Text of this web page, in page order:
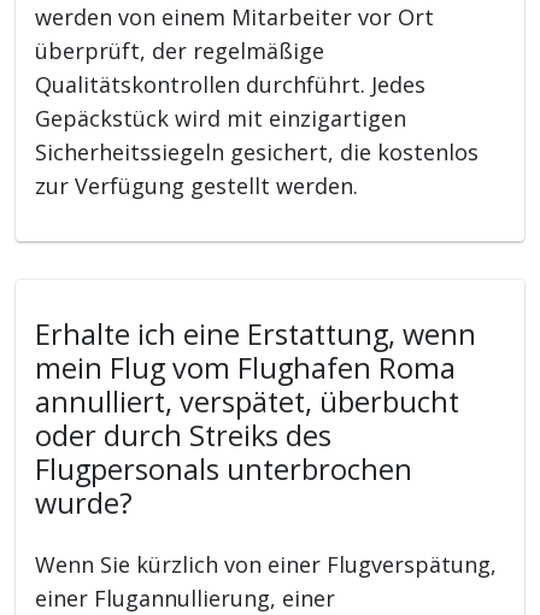
werden von einem Mitarbeiter vor Ort
überprüft, der regelmäßige
Qualitätskontrollen durchführt. Jedes
Gepäckstück wird mit einzigartigen
Sicherheitssiegeln gesichert, die kostenlos
zur Verfügung gestellt werden.
Erhalte ich eine Erstattung, wenn
mein Flug vom Flughafen Roma
annulliert, verspätet, überbucht
oder durch Streiks des
Flugpersonals unterbrochen
wurde?
Wenn Sie kürzlich von einer Flugverspätung,
einer Flugannullierung, einer